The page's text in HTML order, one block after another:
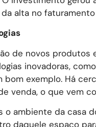
alta no
de novos produtos
inovadoras,
bom exemplo. Há
venda, o que vem
o ambiente da casa
daquele espaço